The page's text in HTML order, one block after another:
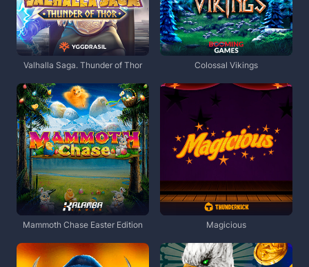
Valhalla Saga. Thunder of Thor Colossal Vikings
Mammoth Chase Easter Edition Magicious